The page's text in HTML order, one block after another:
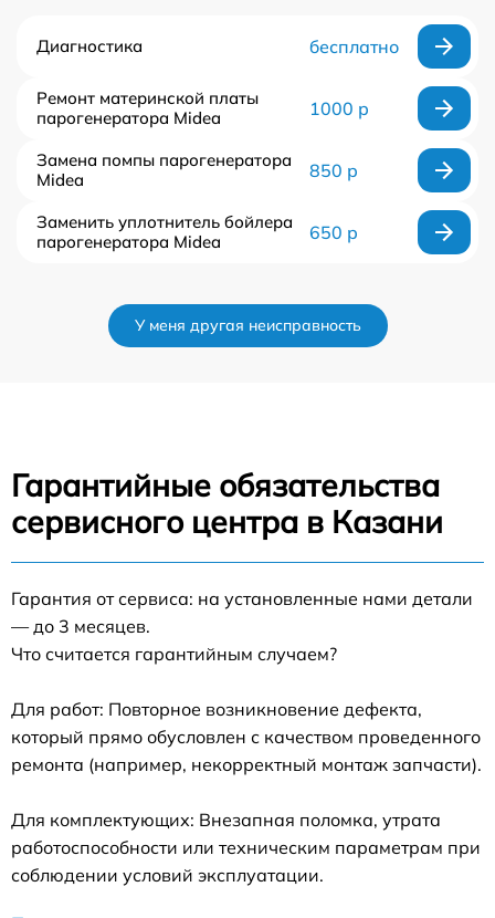
Диагностика бесплатно
Ремонт материнской платы
парогенератора Midea
1000 р
Замена помпы парогенератора
Midea
850 р
Заменить уплотнитель бойлера
парогенератора Midea
650 р
У меня другая неисправность
Гарантийные обязательства
сервисного центра в Казани
Гарантия от сервиса: на установленные нами детали
— до 3 месяцев.
Что считается гарантийным случаем?
Для работ: Повторное возникновение дефекта,
который прямо обусловлен с качеством проведенного
ремонта (например, некорректный монтаж запчасти).
Для комплектующих: Внезапная поломка, утрата
работоспособности или техническим параметрам при
соблюдении условий эксплуатации.